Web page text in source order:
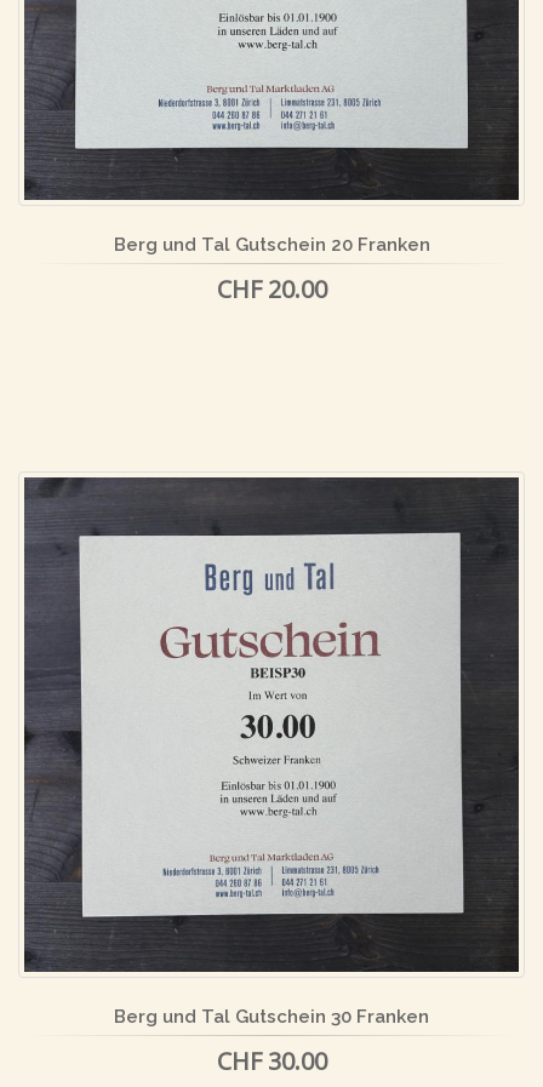
Berg und Tal Gutschein 20 Franken
CHF 20.00
Berg und Tal Gutschein 30 Franken
CHF 30.00